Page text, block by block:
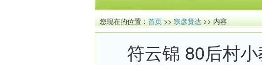
您现在的位置：首页>>宗彦贤达>> 内容
符云锦 80后村